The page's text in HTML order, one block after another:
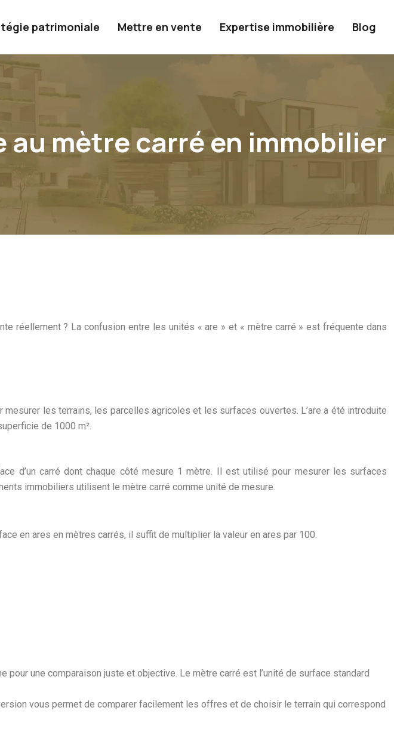
patrimoniale Mettre en vente Expertise immobilière Blog
au mètre carré en immobilier
réellement ? La confusion entre les unités « are » et « mètre carré » est fréquente dans
les terrains, les parcelles agricoles et les surfaces ouvertes. L’are a été introduite
de 1000 m².
d’un carré dont chaque côté mesure 1 mètre. Il est utilisé pour mesurer les surfaces
immobiliers utilisent le mètre carré comme unité de mesure.
en ares en mètres carrés, il suffit de multiplier la valeur en ares par 100.
une comparaison juste et objective. Le mètre carré est l’unité de surface standard
vous permet de comparer facilement les offres et de choisir le terrain qui correspond